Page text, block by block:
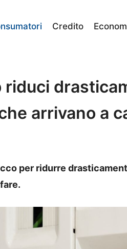
Credito
arrivano a
per ridurre